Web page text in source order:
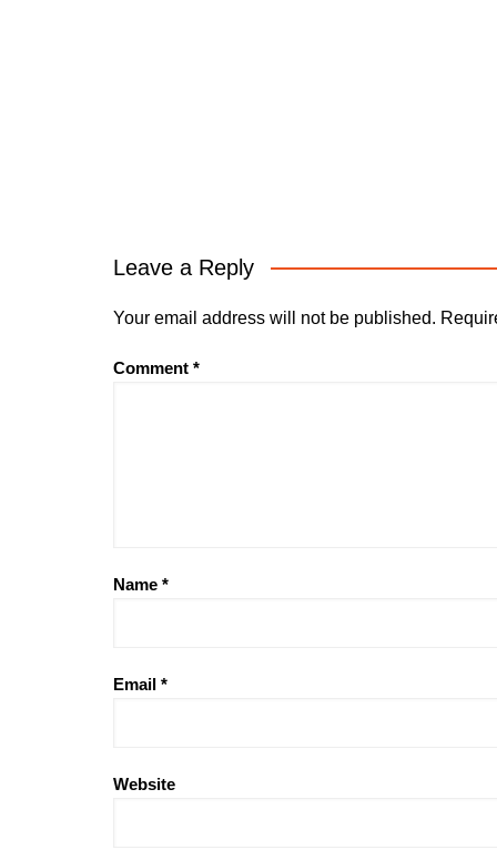
Leave a Reply
Your email address will not be published.
Comment *
Name *
Email *
Website